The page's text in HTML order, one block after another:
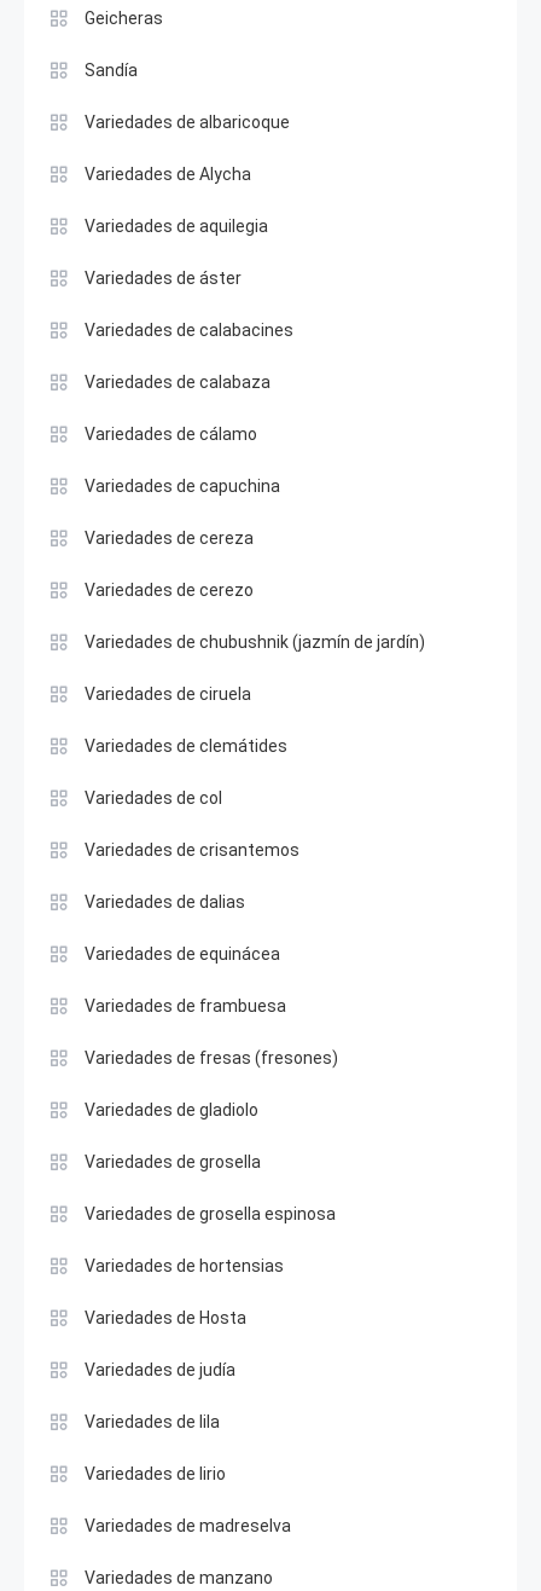
Geicheras
Sandía
Variedades de albaricoque
Variedades de Alycha
Variedades de aquilegia
Variedades de áster
Variedades de calabacines
Variedades de calabaza
Variedades de cálamo
Variedades de capuchina
Variedades de cereza
Variedades de cerezo
Variedades de chubushnik (jazmín de jardín)
Variedades de ciruela
Variedades de clemátides
Variedades de col
Variedades de crisantemos
Variedades de dalias
Variedades de equinácea
Variedades de frambuesa
Variedades de fresas (fresones)
Variedades de gladiolo
Variedades de grosella
Variedades de grosella espinosa
Variedades de hortensias
Variedades de Hosta
Variedades de judía
Variedades de lila
Variedades de lirio
Variedades de madreselva
Variedades de manzano